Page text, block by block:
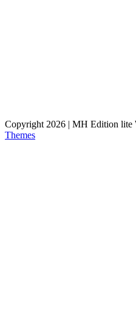
Copyright 2026 | MH Edition lite
Themes